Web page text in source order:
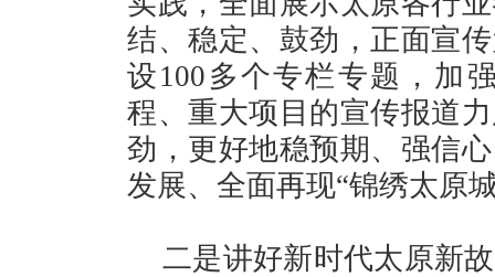
结、稳定、鼓劲，正面宣
设100多个专栏专题，加
程、重大项目的宣传报道
劲，更好地稳预期、强信
发展、全面再现“锦绣太原
二是讲好新时代太原新